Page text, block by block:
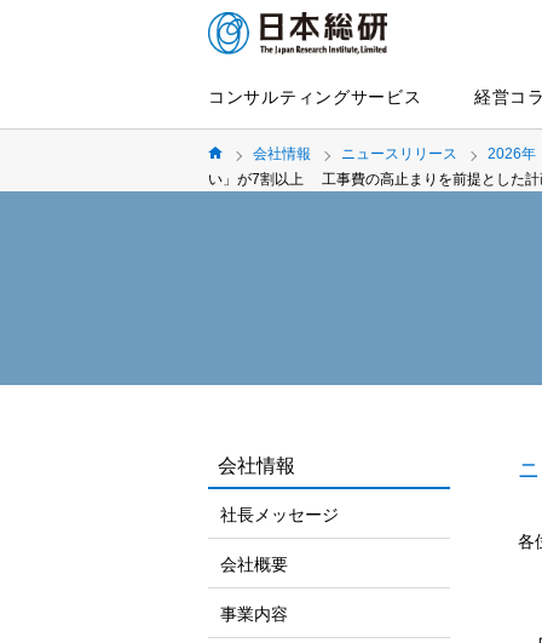
コンサルティングサービス 経営コ
会社情報 ニュースリリース 2026年
い」が7割以上 工事費の高止まりを前提とした計
各
会社情報
社長メッセージ
会社概要
事業内容